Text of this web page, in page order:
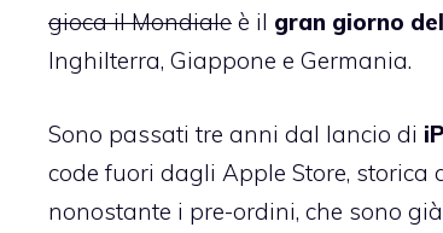
gioca il Mondiale è il gran giorno
Inghilterra, Giappone e Germania.
Sono passati tre anni dal lancio di
code fuori dagli Apple Store, storica
nonostante i pre-ordini, che sono